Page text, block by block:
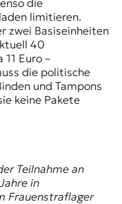
limitieren.
zwei Basiseinheiten
40
Euro –
die politische
und Tampons
keine Pakete
Teilnahme an
in
Frauenstraflager